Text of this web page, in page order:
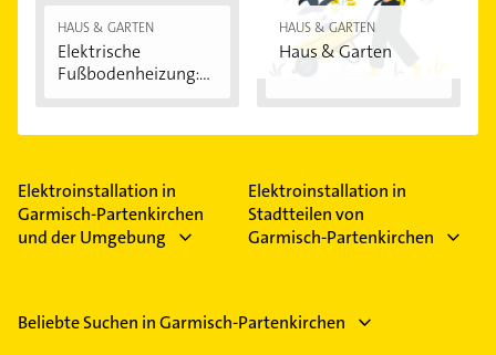
HAUS & GARTEN
Elektrische
Fußbodenheizung:
HAUS & GARTEN
Haus & Garten
Elektroinstallation in
Garmisch-Partenkirchen
und der Umgebung
Elektroinstallation in
Stadtteilen von
Garmisch-Partenkirchen
Beliebte Suchen in Garmisch-Partenkirchen